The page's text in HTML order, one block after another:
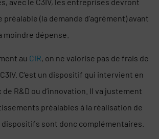
(la demande d’agrément) avant
moindre dépense.
au CIR, on ne valorise pas de frais de
C’est un dispositif qui intervient en
R&D ou d’innovation. Il va justement
préalables à la réalisation de
dispositifs sont donc complémentaires.